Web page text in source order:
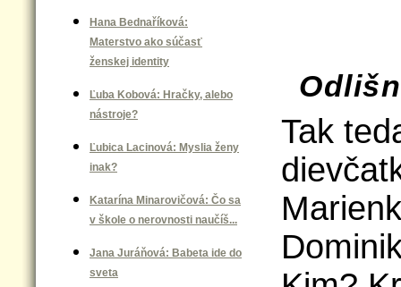
Hana Bednaříková:
Materstvo ako súčasť
ženskej identity
Ľuba Kobová: Hračky, alebo
nástroje?
Ľubica Lacinová: Myslia ženy
inak?
Katarína Minarovičová: Čo sa
v škole o nerovnosti naučíš...
Jana Juráňová: Babeta ide do
sveta
Tak